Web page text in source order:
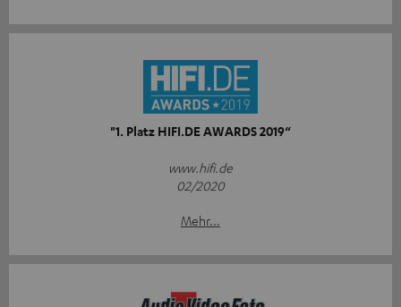
"1. Platz HIFI.DE AWARDS 2019“
www.hifi.de
02/2020
Mehr...